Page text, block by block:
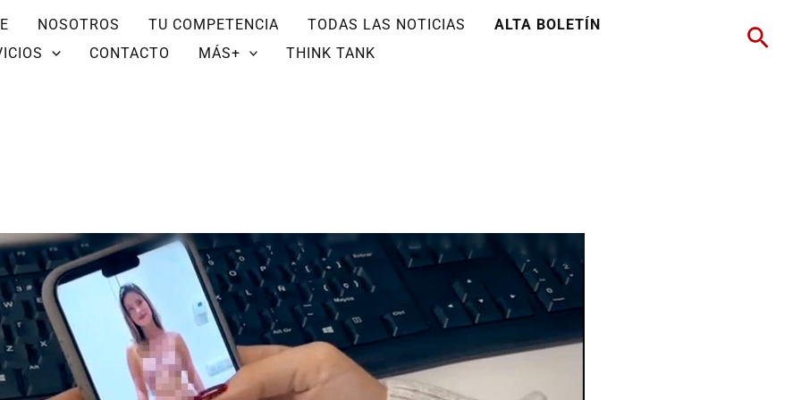
NOSOTROS TU COMPETENCIA TODAS LAS NOTICIAS
ALTA BOLETÍN
CONTACTO MÁS+ THINK TANK